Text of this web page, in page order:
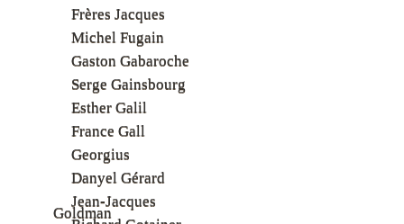
Frères Jacques
Michel Fugain
Gaston Gabaroche
Serge Gainsbourg
Esther Galil
France Gall
Georgius
Danyel Gérard
Jean-Jacques
Goldman